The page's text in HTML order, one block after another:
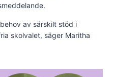
av särskilt stöd i
skolvalet, säger Maritha